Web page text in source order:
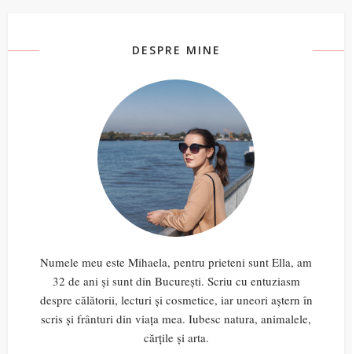
DESPRE MINE
Numele meu este Mihaela, pentru prieteni sunt Ella, am
32 de ani și sunt din București. Scriu cu entuziasm
despre călătorii, lecturi și cosmetice, iar uneori aștern în
scris și frânturi din viața mea. Iubesc natura, animalele,
cărțile și arta.